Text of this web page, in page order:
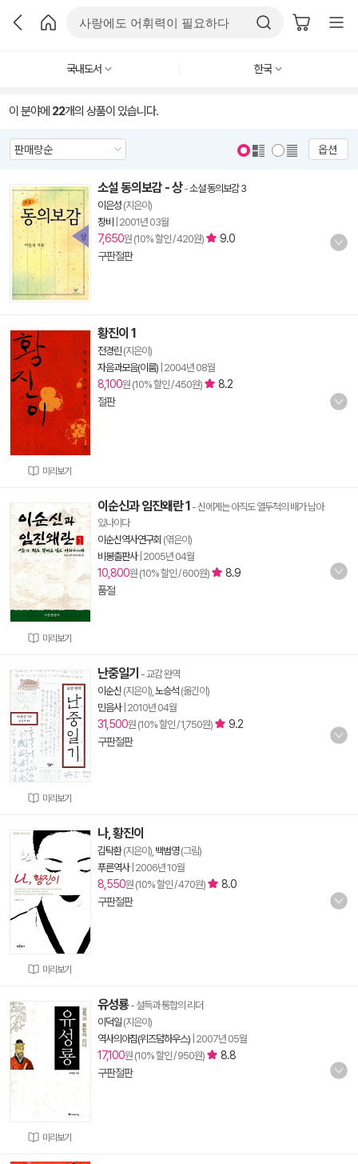
국내도서 한국
이 분야에 22개의 상품이 있습니다.
옵션
소설 동의보감 - 상-소설 동의보감 3
이은성 (지은이)
창비
2001년 03월
7,650원 (10% 할인 / 420원)
9.0
구판절판
미리보기
황진이 1
전경린 (지은이)
자음과모음(이룸) 2004년 08월
8,100원 (10% 할인 / 450원)
8.2
절판
미리보기
이순신과 임진왜란 1 - 신에게는 아직도 열두척의 배가 남아
있나이다
이순신역사연구회 (엮은이)
비봉출판사| 2005년 04월
10,800원 (10% 할인 / 600원)
8.9
품절
미리보기
난중일기 - 교감 완역
이순신 (지은이), 노승석 (옮긴이)
민음사| 2010년 04월
31,500원 (10% 할인 / 1,750원)
9.2
구판절판
미리보기
나, 황진이
김탁환(지은이), 백범영(그림)
푸른역사| 2006년 10월
8,550원 (10% 할인 / 470원)
8.0
구판절판
미리보기
유성룡- 설득과 통합의 리더
이덕일 (지은이)
역사의아침(위즈덤하우스) 2007년 05월
17,100원 (10% 할인 / 950원)
8.8
구판절판